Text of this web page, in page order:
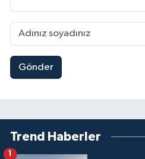
Gönder
Trend Haberler